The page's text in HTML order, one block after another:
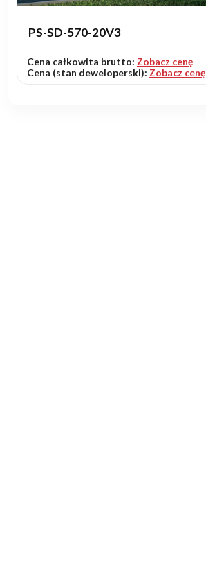
PS-SD-570-20V3
Cena całkowita brutto: Zobacz cenę
Cena (stan deweloperski): Zobacz cenę